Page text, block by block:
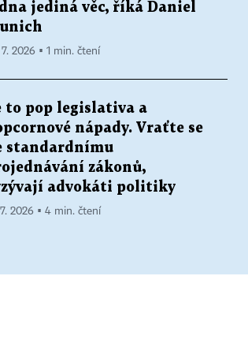
jediná věc, říká Daniel
7. 2026 ▪ 1 min. čtení
to pop legislativa a
nápady. Vraťte se
standardnímu
zákonů,
advokáti politiky
7. 2026 ▪ 4 min. čtení